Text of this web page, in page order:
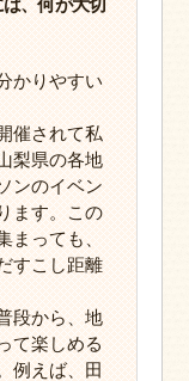
かりやすい
催されて私
梨県の各地
ンのイベン
ます。この
まっても、
すこし距離
段から、地
て楽しめる
例えば、田